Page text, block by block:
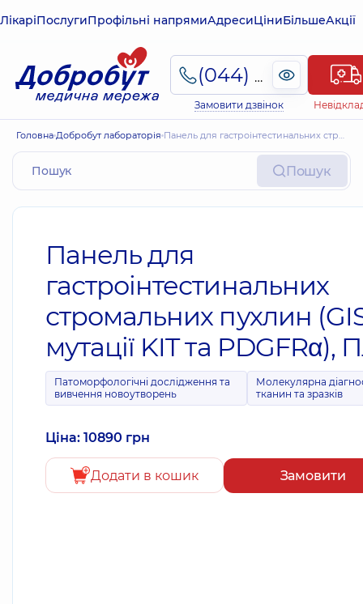
ЛікаріПослугиПрофільні напрямиАдресиЦіниБільшеАкції
(044) 495-2-888
Замовити дзвінок
Головна Добробут лабораторія Панель для гастроінтестинальних стромальних пухлин (GIST: мутації KIT та PDGFRα), ПЛР
Пошук
Панель для
гастроінтестинальних
стромальних пухлин
мутації KIT та PDGFRα),
Патоморфологічні дослідження та
вивчення новоутворень
Молекулярна
тканин та зразків
Ціна: 10890 грн
Додати в кошик Замовити